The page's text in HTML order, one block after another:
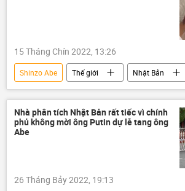
15 Tháng Chín 2022, 13:26
Shinzo Abe Thế giới
Nhật Bản
phe đối lập
tang lễ
Vụ ám sát cựu Thủ tướng Nhật Bản Shinzo Abe
Chính trị
Báo chí thế giới
Nhà phân tích Nhật Bản rất tiếc vì chính
phủ không mời ông Putin dự lễ tang ông
Abe
26 Tháng Bảy 2022, 19:13